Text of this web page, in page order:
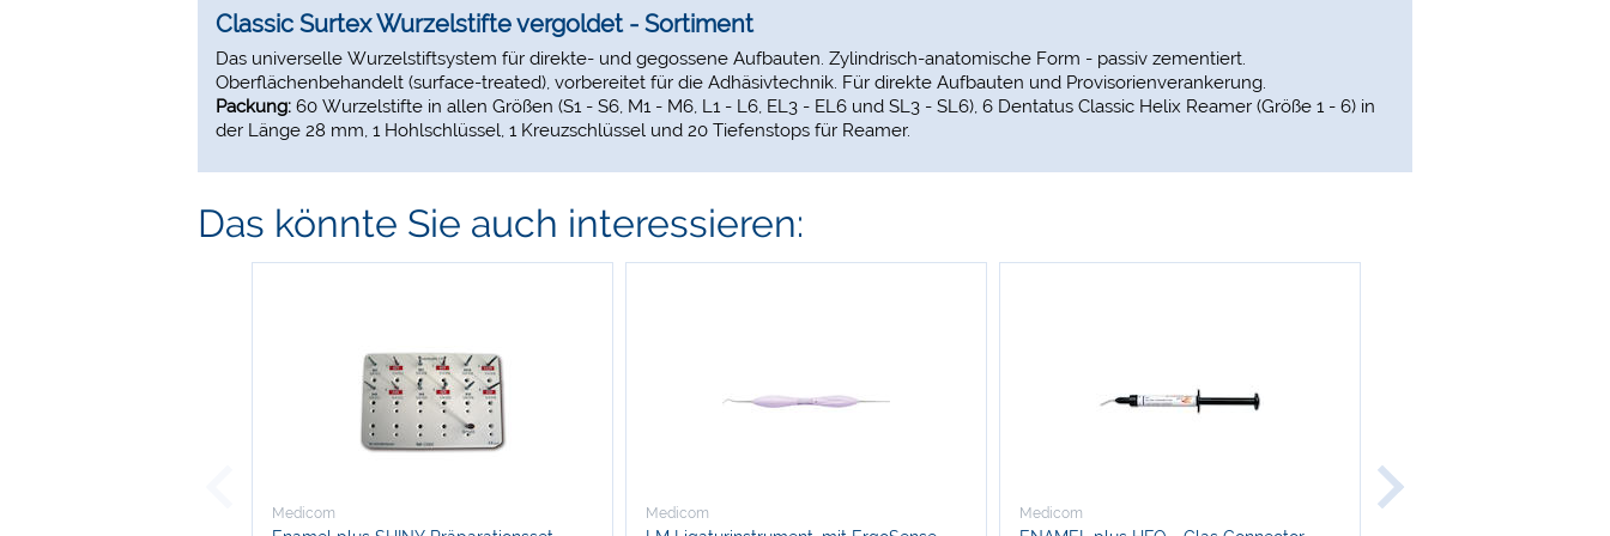
Classic Surtex Wurzelstifte vergoldet - Sortiment
Das universelle Wurzelstiftsystem für direkte- und gegossene Aufbauten. Zylindrisch-anatomische Form - passiv zementiert.
Oberflächenbehandelt (surface-treated), vorbereitet für die Adhäsivtechnik. Für direkte Aufbauten und Provisorienverankerung.
Packung: 60 Wurzelstifte in allen Größen (S1 - S6, M1 - M6, L1 - L6, EL3 - EL6 und SL3 - SL6), 6 Dentatus Classic Helix Reamer (Größe 1 - 6) in
der Länge 28 mm, 1 Hohlschlüssel, 1 Kreuzschlüssel und 20 Tiefenstops für Reamer.
Das könnte Sie auch interessieren:
Medicom Medicom Medicom